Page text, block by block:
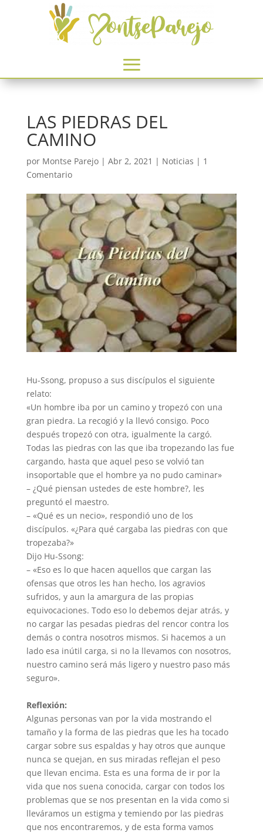
LAS PIEDRAS DEL
CAMINO
por Montse Parejo| Abr 2, 2021 | Noticias | 1
Comentario
Hu-Ssong, propuso a sus discípulos el siguiente
relato:
«Un hombre iba por un camino y tropezó con una
gran piedra. La recogió y la llevó consigo. Poco
después tropezó con otra, igualmente la cargó.
Todas las piedras con las que iba tropezando las fue
cargando, hasta que aquel peso se volvió tan
insoportable que el hombre ya no pudo caminar»
– ¿Qué piensan ustedes de este hombre?, les
preguntó el maestro.
– «Qué es un necio», respondió uno de los
discípulos. «¿Para qué cargaba las piedras con que
tropezaba?»
Dijo Hu-Ssong:
– «Eso es lo que hacen aquellos que cargan las
ofensas que otros les han hecho, los agravios
sufridos, y aun la amargura de las propias
equivocaciones. Todo eso lo debemos dejar atrás, y
no cargar las pesadas piedras del rencor contra los
demás o contra nosotros mismos. Si hacemos a un
lado esa inútil carga, si no la llevamos con nosotros,
nuestro camino será más ligero y nuestro paso más
seguro».
Reflexión:
Algunas personas van por la vida mostrando el
tamaño y la forma de las piedras que les ha tocado
cargar sobre sus espaldas y hay otros que aunque
nunca se quejan, en sus miradas reflejan el peso
que llevan encima. Esta es una forma de ir por la
vida que nos suena conocida, cargar con todos los
problemas que se nos presentan en la vida como si
lleváramos un estigma y temiendo por las piedras
que nos encontraremos, y de esta forma vamos